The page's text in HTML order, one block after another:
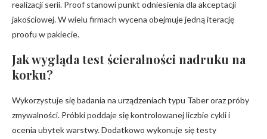
realizacji serii. Proof stanowi punkt odniesienia dla akceptacji
jakościowej. W wielu firmach wycena obejmuje jedną iterację
proofu w pakiecie.
Jak wygląda test ścieralności nadruku na
korku?
Wykorzystuje się badania na urządzeniach typu Taber oraz próby
zmywalności. Próbki poddaje się kontrolowanej liczbie cykli i
ocenia ubytek warstwy. Dodatkowo wykonuje się testy